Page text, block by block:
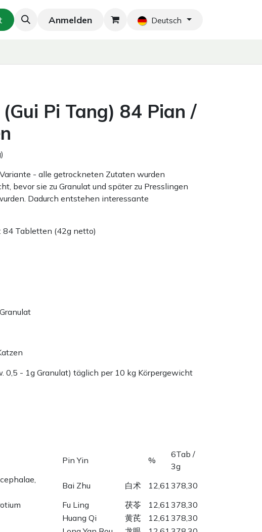
Neu! Blog Home Shop
Anmelden Deutsch
Pi Tang) 84 Pian /
- alle getrockneten Zutaten wurden
bevor sie zu Granulat und später zu Presslingen
Dadurch entstehen interessante
84 Tabletten (42g netto)
0,5 - 1g Granulat) täglich per 10 kg Körpergewicht
Pin Yin %
6Tab /
3g
Bai Zhu 白术 12,61 378,30
Fu Ling 茯苓 12,61 378,30
Huang Qi 黄芪 12,61 378,30